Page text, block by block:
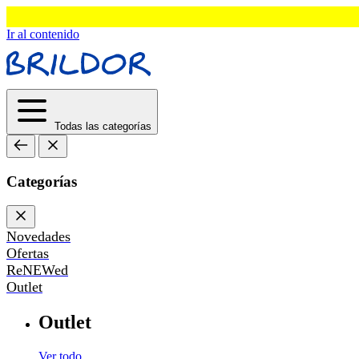
Ir al contenido
Todas las categorías
Categorías
Novedades
Ofertas
ReNEWed
Outlet
Outlet